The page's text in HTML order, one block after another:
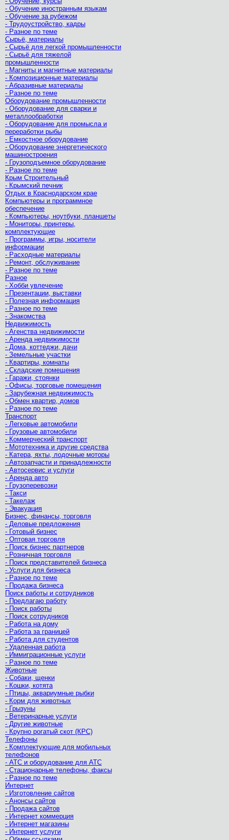
- Обучение иностранным языкам
- Обучение за рубежом
- Трудоустройство, кадры
- Разное по теме
Сырьё, материалы
- Сырьё для легкой промышленности
- Сырьё для тяжелой
промышленности
- Магниты и магнитные материалы
- Композиционные материалы
- Абразивные материалы
- Разное по теме
Оборудование промышленности
- Оборудование для сварки и
металлообработки
- Оборудование для промысла и
переработки рыбы
- Емкостное оборудование
- Оборудование энергетического
машиностроения
- Грузоподъемное оборудование
- Разное по теме
Крым Строительный
- Крымский печник
Отдых в Краснодарском крае
Компьютеры и программное
обеспечение
- Компьютеры, ноутбуки, планшеты
- Мониторы, принтеры,
комплектующие
- Программы, игры, носители
информации
- Расходные материалы
- Ремонт, обслуживание
- Разное по теме
Разное
- Хобби увлечение
- Презентации, выставки
- Полезная информация
- Разное по теме
- Знакомства
Недвижимость
- Агенства недвижимости
- Аренда недвижимости
- Дома, коттеджи, дачи
- Земельные участки
- Квартиры, комнаты
- Складские помещения
- Гаражи, стоянки
- Офисы, торговые помещения
- Зарубежная недвижимость
- Обмен квартир, домов
- Разное по теме
Транспорт
- Легковые автомобили
- Грузовые автомобили
- Коммерческий транспорт
- Мототехника и другие средства
- Катера, яхты, лодочные моторы
- Автозапчасти и принадлежности
- Автосервис и услуги
- Аренда авто
- Грузоперевозки
- Такси
- Такелаж
- Эвакуация
Бизнес, финансы, торговля
- Деловые предложения
- Готовый бизнес
- Оптовая торговля
- Поиск бизнес партнеров
- Розничная торговля
- Поиск представителей бизнеса
- Услуги для бизнеса
- Разное по теме
- Продажа бизнеса
Поиск работы и сотрудников
- Предлагаю работу
- Поиск работы
- Поиск сотрудников
- Работа на дому
- Работа за границей
- Работа для студентов
- Удаленная работа
- Иммиграционные услуги
- Разное по теме
Животные
- Собаки, щенки
- Кошки, котята
- Птицы, аквариумные рыбки
- Корм для животных
- Грызуны
- Ветеринарные услуги
- Другие животные
- Крупно рогатый скот (КРС)
Телефоны
- Комплектующие для мобильных
телефонов
- АТС и оборудование для АТС
- Стационарные телефоны, факсы
- Разное по теме
Интернет
- Изготовление сайтов
- Анонсы сайтов
- Продажа сайтов
- Интернет коммерция
- Интернет магазины
- Интернет услуги